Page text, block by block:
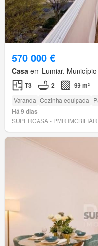
570 000 €
Casa em Lumiar,
T3 2 99 m²
Varanda Cozinha equipada
Há 9 dias
SUPERCASA - PMR